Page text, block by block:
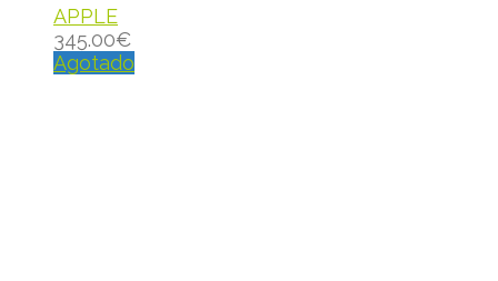
APPLE
345.00€
Agotado